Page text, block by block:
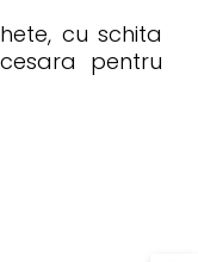
cu schita
pentru